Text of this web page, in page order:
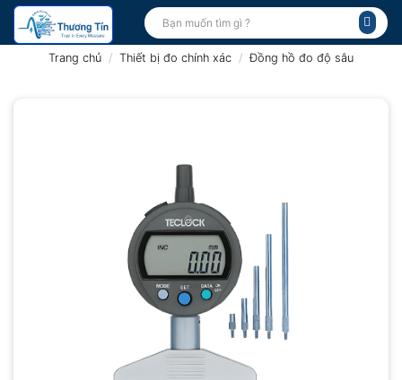
Bỏ
qua
Tìm
kiếm:
Trang chủ / Thiết bị đo chính xác / Đồng hồ đo độ sâu